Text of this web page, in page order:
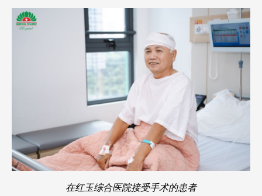
在红玉综合医院接受手术的患者